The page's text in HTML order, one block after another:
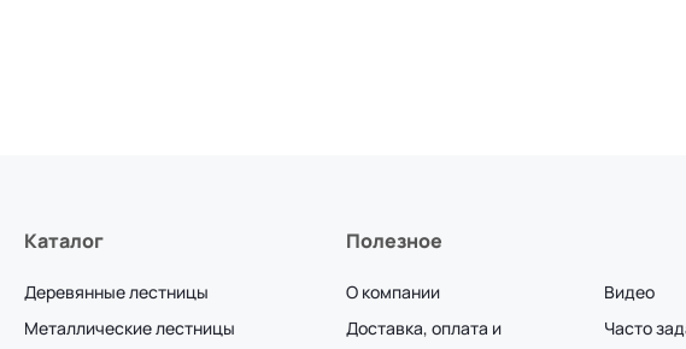
Каталог
Деревянные лестницы
Металлические лестницы
Полезное
О компании
Доставка, оплата и
Видео
Часто